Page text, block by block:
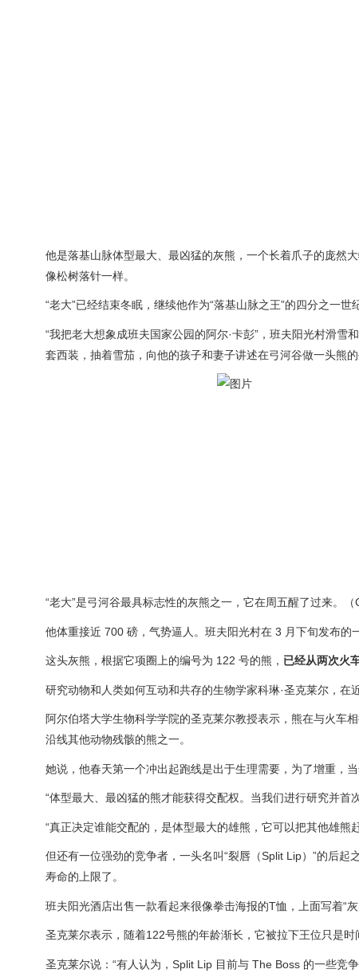
他是落基山脉体型最大、最凶猛的灰熊，一个长着爪子的庞然
像松树落针一样。
“老大”已经结束冬眠，继续他作为“落基山脉之王”的四分之一
“我把老大想象成班夫国家公园的阿尔·卡彭”，班夫阳光村滑
套西装，抽着雪茄，向他的孩子和妻子讲述在弓河谷做一头熊
“老大”是弓河谷最具标志性的灰熊之一，它在周五醒了过来。（
他体重接近 700 磅，气势逼人。班夫阳光村在 3 月下旬发布的
这头灰熊，根据它项圈上的编号为 122 号的熊， 已经从两次火
研究动物和人类如何互动和共存的生物学家科琳·圣克莱尔，在
阿尔伯塔大学生物科学学院的圣克莱尔教授表示，熊在与火车
沿线其他动物残骸的熊之一。
她说，他春天第一个冲出起跑线是出于生理需要，为了增重，当
“体型最大、最凶猛的熊才能获得交配权。当我们进行研究并首
“真正决定谁能交配的，是体型最大的雄熊，它可以把其他雄熊赶
但还有一位强劲的竞争者，一头名叫“裂唇（Split Lip）”的后
寿命的上限了。
班夫阳光酒店出售一款看起来很像拳击海报的T恤，上面写着“灰
圣克莱尔表示，随着122号熊的年龄渐长，它被拉下王位只是
圣克莱尔说：“有人认为，Split Lip 目前与 The Boss 的一些竞